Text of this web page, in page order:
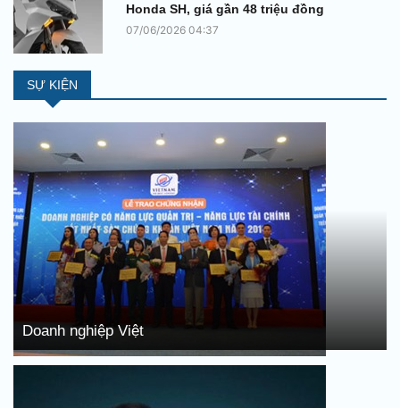
Honda SH, giá gần 48 triệu đồng
07/06/2026 04:37
SỰ KIỆN
Doanh nghiệp Việt